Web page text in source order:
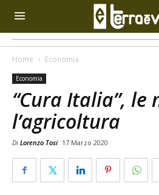
Home Economia
Economia
“Cura Italia”, le
l’agricoltura
Di Lorenzo Tosi 17 Marzo 2020